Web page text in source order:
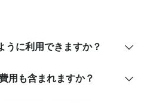
に利用できますか？
用も含まれますか？